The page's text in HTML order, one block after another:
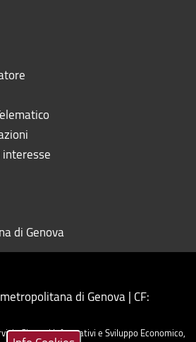
di Genova
di Genova | CF:
Sistemi Informativi e Sviluppo Economico,